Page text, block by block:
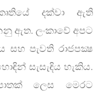
දක්වා ඇති
ඇත. ලංකාවේ අපට
සහ පැවති රාජපක්‍ෂ
සැසැඳිය හැකිය.
ලෙස මෙරට